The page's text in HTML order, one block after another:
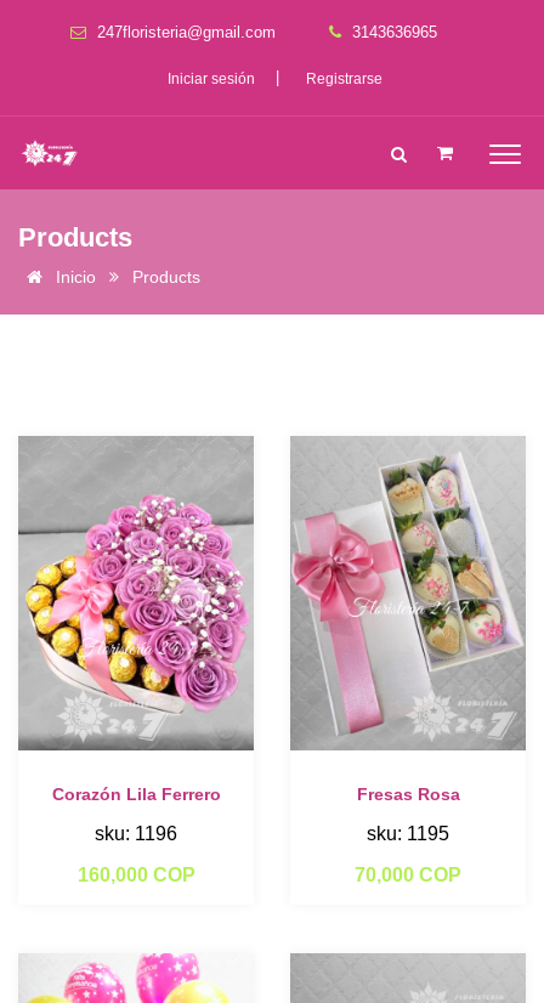
247floristeria@gmail.com 3143636965
Iniciar sesión Registrarse
Products
Inicio Products
Corazón Lila Ferrero
sku: 1196
160,000 COP
Fresas Rosa
sku: 1195
70,000 COP